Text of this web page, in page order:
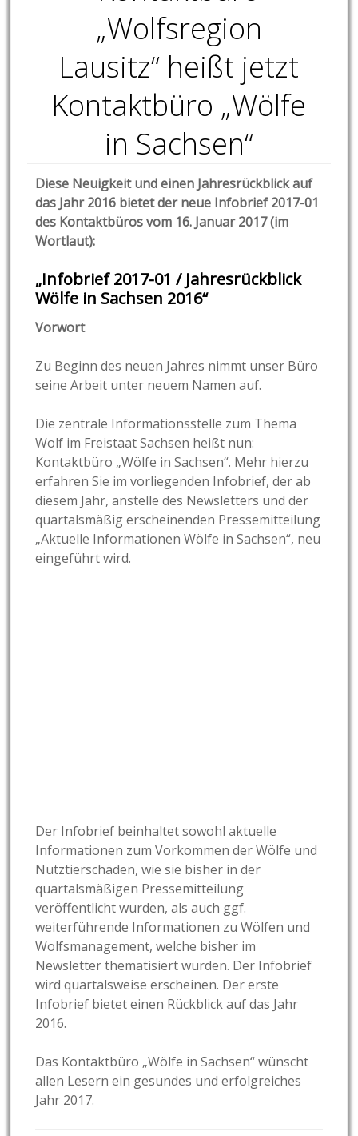
„Wolfsregion
Lausitz“ heißt jetzt
Kontaktbüro „Wölfe
in Sachsen“
Diese Neuigkeit und einen Jahresrückblick auf
das Jahr 2016 bietet der neue Infobrief 2017-01
des Kontaktbüros vom 16. Januar 2017 (im
Wortlaut):
„Infobrief 2017-01 / Jahresrückblick
Wölfe in Sachsen 2016“
Vorwort
Zu Beginn des neuen Jahres nimmt unser Büro
seine Arbeit unter neuem Namen auf.
Die zentrale Informationsstelle zum Thema
Wolf im Freistaat Sachsen heißt nun:
Kontaktbüro „Wölfe in Sachsen“. Mehr hierzu
erfahren Sie im vorliegenden Infobrief, der ab
diesem Jahr, anstelle des Newsletters und der
quartalsmäßig erscheinenden Pressemitteilung
„Aktuelle Informationen Wölfe in Sachsen“, neu
eingeführt wird.
Der Infobrief beinhaltet sowohl aktuelle
Informationen zum Vorkommen der Wölfe und
Nutztierschäden, wie sie bisher in der
quartalsmäßigen Pressemitteilung
veröffentlicht wurden, als auch ggf.
weiterführende Informationen zu Wölfen und
Wolfsmanagement, welche bisher im
Newsletter thematisiert wurden. Der Infobrief
wird quartalsweise erscheinen. Der erste
Infobrief bietet einen Rückblick auf das Jahr
2016.
Das Kontaktbüro „Wölfe in Sachsen“ wünscht
allen Lesern ein gesundes und erfolgreiches
Jahr 2017.